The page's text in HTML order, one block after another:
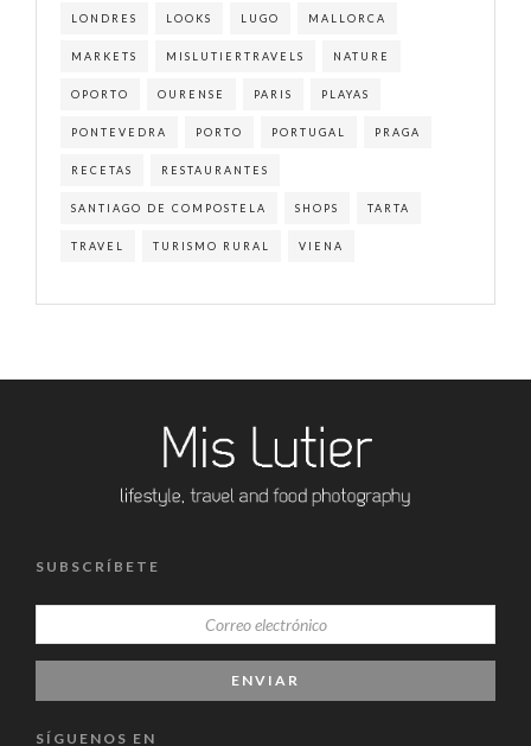
LONDRES LOOKS LUGO MALLORCA
MARKETS MISLUTIERTRAVELS NATURE
OPORTO OURENSE PARIS PLAYAS
PONTEVEDRA PORTO PORTUGAL PRAGA
RECETAS RESTAURANTES
SANTIAGO DE COMPOSTELA SHOPS TARTA
TRAVEL TURISMO RURAL VIENA
SUBSCRÍBETE
SÍGUENOS EN